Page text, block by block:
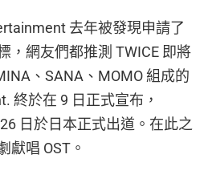
去年被發現申請了
，網友們都推測 TWICE 即將
、SANA、MOMO 組成的
終於在 9 日正式宣布，
日於日本正式出道。在此之
獻唱 OST。